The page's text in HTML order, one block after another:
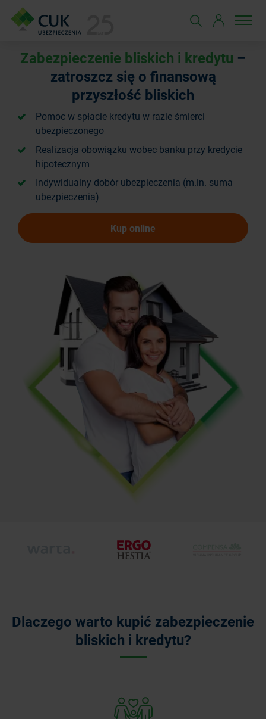
Zabezpieczenie bliskich i kredytu –
zatroszcz się o finansową
przyszłość bliskich
Pomoc w spłacie kredytu w razie śmierci
ubezpieczonego
Realizacja obowiązku wobec banku przy kredycie
hipotecznym
Indywidualny dobór ubezpieczenia (m.in. suma
ubezpieczenia)
Kup online
Dlaczego warto kupić zabezpieczenie
bliskich i kredytu?